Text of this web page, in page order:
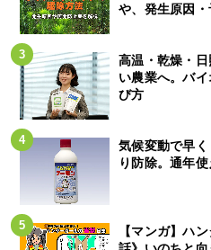
や、発生原因
高温・乾燥・
い農業へ。バ
び方
気候変動で早
り防除。通年
【マンガ】ハ